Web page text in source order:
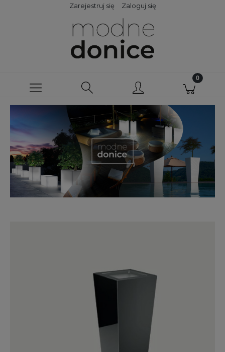
Zarejestruj się Zaloguj się